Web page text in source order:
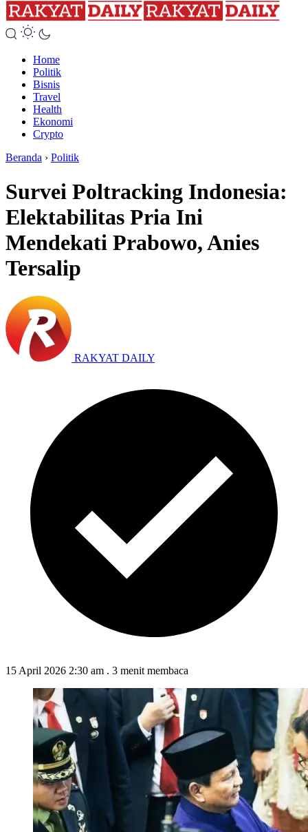
Home
Politik
Bisnis
Travel
Health
Ekonomi
Crypto
Beranda › Politik
Survei Poltracking Indonesia:
Elektabilitas Pria Ini
Mendekati Prabowo, Anies
Tersalip
RAKYAT DAILY
15 April 2026 2:30 am . 3 menit membaca